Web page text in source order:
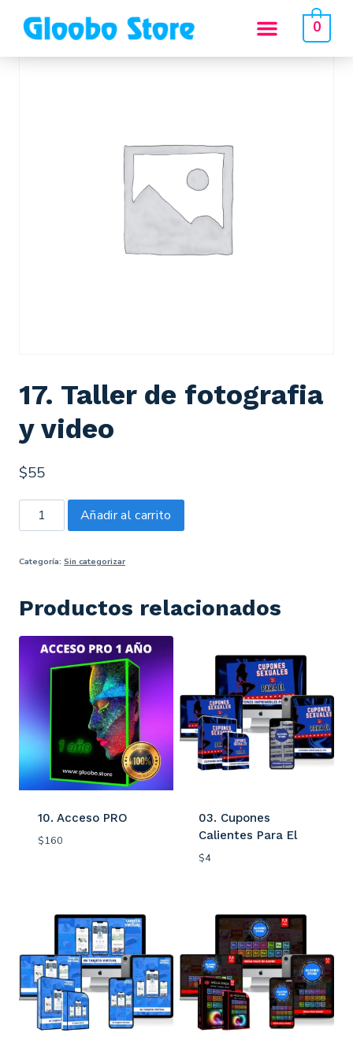
0
Inicio/ Tienda /Sin categorizar/17. Taller de fotografia y video
17. Taller de fotografia
y video
$55
Añadir al carrito
Categoría: Sin categorizar
Productos relacionados
10. Acceso PRO
$160
03. Cupones
Calientes Para El
$4